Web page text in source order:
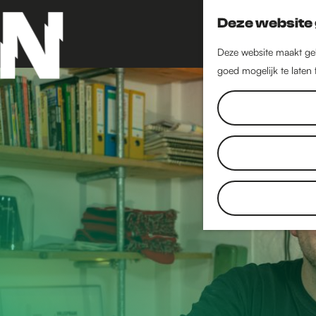
Deze
Deze website maakt
goed mogelijk te laten